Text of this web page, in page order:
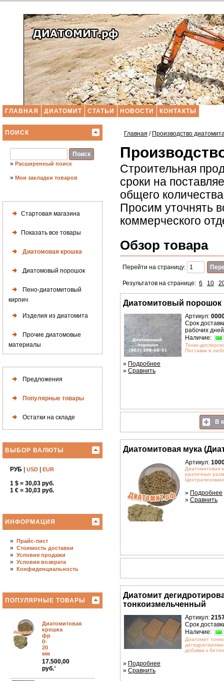
ГЛАВНАЯ ДИАТОМИТ СТАТЬИ НОВОСТИ КОНТАКТЫ
ПОИСК
» Расширенный поиск
» Мои закладки товаров
Стартовая магазина
Показать все товары
Диатомовая крошка
Диатомовый порошок
Пено-диатомитовый
кирпич
Изделия из диатомита
Прочие диатомовые
материалы
Предложения
Популярные товары
Остатки на складе
ВЫБОР ВАЛЮТЫ
РУБ USD EUR
1 $ = 30,03 руб.
1 € = 30,03 руб.
ИНФОРМАЦИЯ
» Прайс-лист
» Стоимость доставки
» Условия продажи
» Условия возврата
» Конфиденциальность
ПОПУЛЯРНЫЕ ТОВАРЫ
Диатомитовая
крошка
фр
0-
20
мм
17.500,00
руб.*
Главная / Производство
Строительная
сроки на
общего
Просим уточнять
коммерческого
Обзор товара
Перейти на страницу:
Результатов на странице: 6 10
Диатомитовый порошок
Артикул:
Срок
рабочих дней
Наличие:
Тонко-
Поставки в
» Подробнее
» Сравнить
В
Диатомитовая мука
Артикул:
Диатомитовая
различных
» Подробнее
» Сравнить
Диатомит
тонкоизмельченный
Артикул:
Срок
Наличие:
Диатомит
добавка к
» Подробнее
» Сравнить